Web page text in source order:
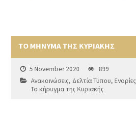
ΤΟ ΜΗΝΥΜΑ ΤΗΣ ΚΥΡΙΑΚΗΣ
5 November 2020
899
Ανακοινώσεις, Δελτία Τύπου,Ενορίες
Το κήρυγμα της Κυριακής